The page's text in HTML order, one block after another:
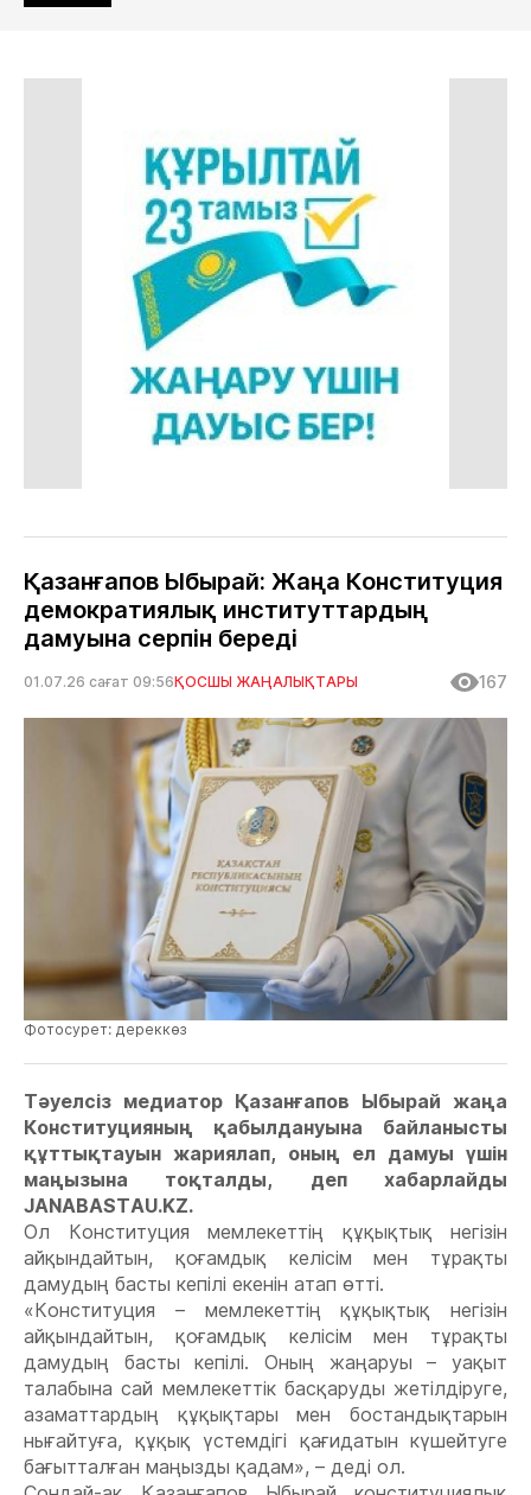
Қазанғапов Ыбырай: Жаңа Конституция
демократиялық институттардың
дамуына серпін береді
01.07.26 сағат 09:56ҚОСШЫ ЖАҢАЛЫҚТАРЫ 167
Фотосурет: дереккөз
Тәуелсіз медиатор Қазанғапов Ыбырай жаңа
Конституцияның қабылдануына байланысты
құттықтауын жариялап, оның ел дамуы үшін
маңызына тоқталды, деп хабарлайды
JANABASTAU.KZ.
Ол Конституция мемлекеттің құқықтық негізін
айқындайтын, қоғамдық келісім мен тұрақты
дамудың басты кепілі екенін атап өтті.
«Конституция – мемлекеттің құқықтық негізін
айқындайтын, қоғамдық келісім мен тұрақты
дамудың басты кепілі. Оның жаңаруы – уақыт
талабына сай мемлекеттік басқаруды жетілдіруге,
азаматтардың құқықтары мен бостандықтарын
нығайтуға, құқық үстемдігі қағидатын күшейтуге
бағытталған маңызды қадам», – деді ол.